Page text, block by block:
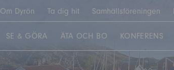
Om Dyrön Ta dig hit Samhällsföreningen
SE & GÖRA ÄTA OCH BO KONFERENS